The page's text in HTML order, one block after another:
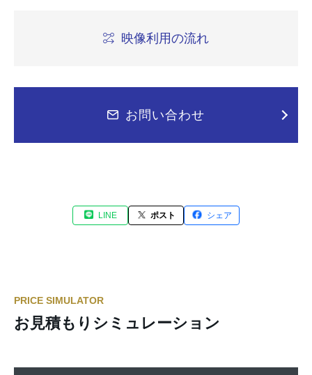
映像利用の流れ
お問い合わせ
LINE ポスト シェア
PRICE SIMULATOR
お見積もりシミュレーション